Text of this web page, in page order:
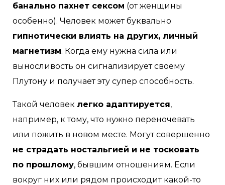
банально пахнет сексом (от женщины
особенно). Человек может буквально
гипнотически влиять на других, личный
магнетизм. Когда ему нужна сила или
выносливость он сигнализирует своему
Плутону и получает эту супер способность.
Такой человек легко адаптируется,
например, к тому, что нужно переночевать
или пожить в новом месте. Могут совершенно
не страдать ностальгией и не тосковать
по прошлому, бывшим отношениям. Если
вокруг них или рядом происходит какой-то